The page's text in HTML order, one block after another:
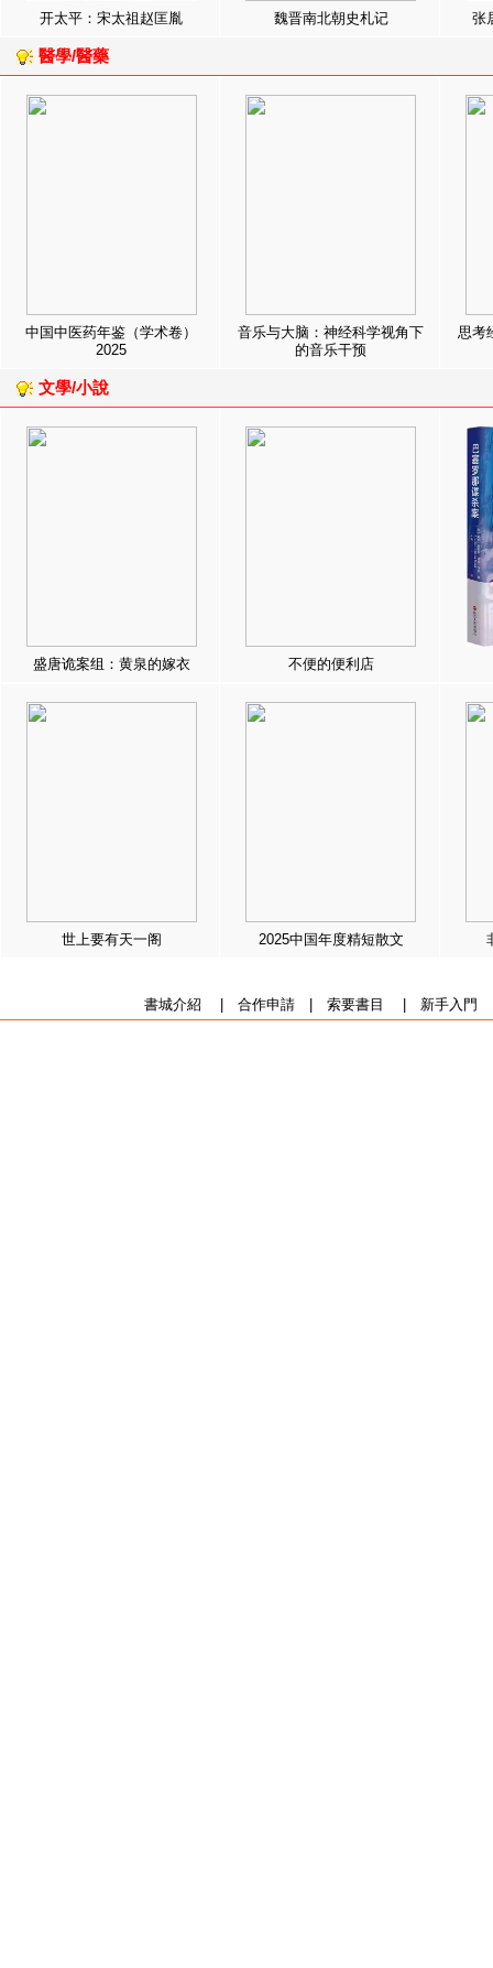
开太平：宋太祖赵匡胤 魏晋南北朝史札记 张
醫學/醫藥
中国中医药年鉴（学术卷）
2025
音乐与大脑：神经科学视角下
的音乐干预
思考
文學/小說
盛唐诡案组：黄泉的嫁衣 不便的便利店
世上要有天一阁 2025中国年度精短散文
書城介紹 合作申請| 索要書目 新手入門